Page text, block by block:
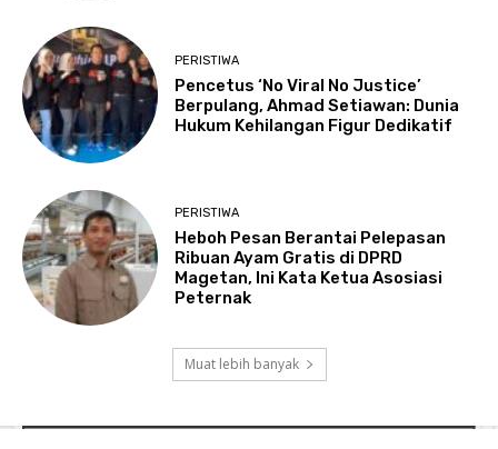
PERISTIWA
Pencetus ‘No Viral No Justice’
Berpulang, Ahmad Setiawan: Dunia
Hukum Kehilangan Figur Dedikatif
PERISTIWA
Heboh Pesan Berantai Pelepasan
Ribuan Ayam Gratis di DPRD
Magetan, Ini Kata Ketua Asosiasi
Peternak
Muat lebih banyak